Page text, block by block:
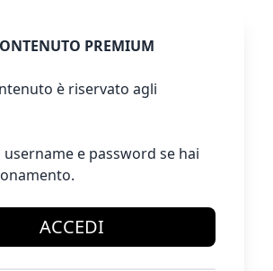
PREMIUM
è riservato agli
username e password se hai
ACCEDI